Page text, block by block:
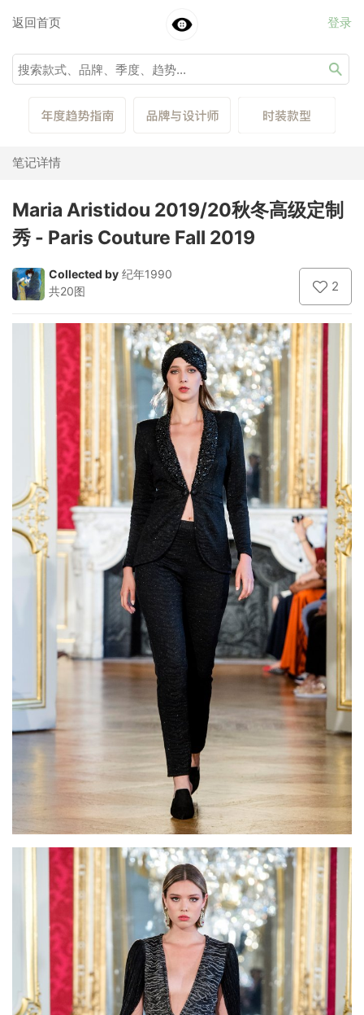
返回首页 登录
笔记详情
Maria Aristidou 2019/20秋冬高级定制
秀 - Paris Couture Fall 2019
Collected by 纪年1990
共20图
2